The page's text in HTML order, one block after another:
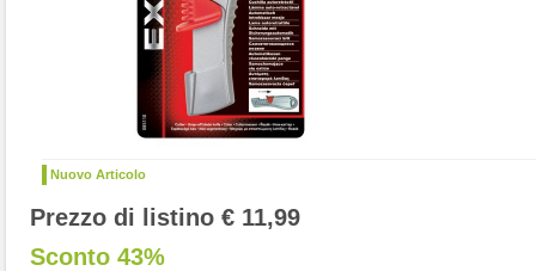
Nuovo Articolo
Prezzo di listino € 11,99
Sconto 43%